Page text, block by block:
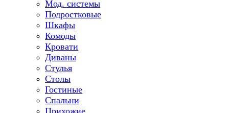
Мод. системы
Подростковые
Шкафы
Комоды
Кровати
Диваны
Стулья
Столы
Гостиные
Спальни
Прихожие